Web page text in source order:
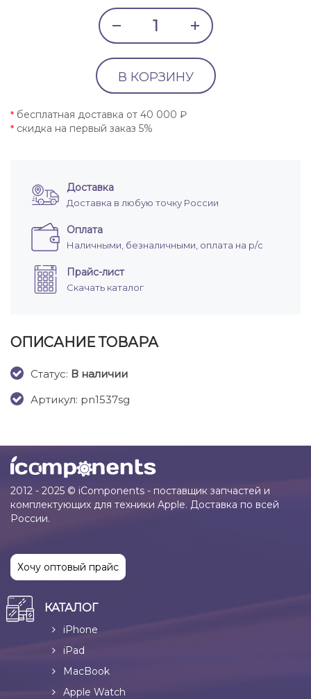
В КОРЗИНУ
* бесплатная доставка от 40 000 ₽
* скидка на первый заказ 5%
Доставка
Доставка в любую точку России
Оплата
Наличными, безналичными, оплата на р/с
Прайс-лист
Скачать каталог
ОПИСАНИЕ ТОВАРА
Cтатус: В наличии
Артикул: pn1537sg
2012 - 2025 © iComponents - поставщик запчастей и
комплектующих для техники Apple. Доставка по всей
России.
Хочу оптовый прайс
КАТАЛОГ
iPhone
iPad
MacBook
Apple Watch